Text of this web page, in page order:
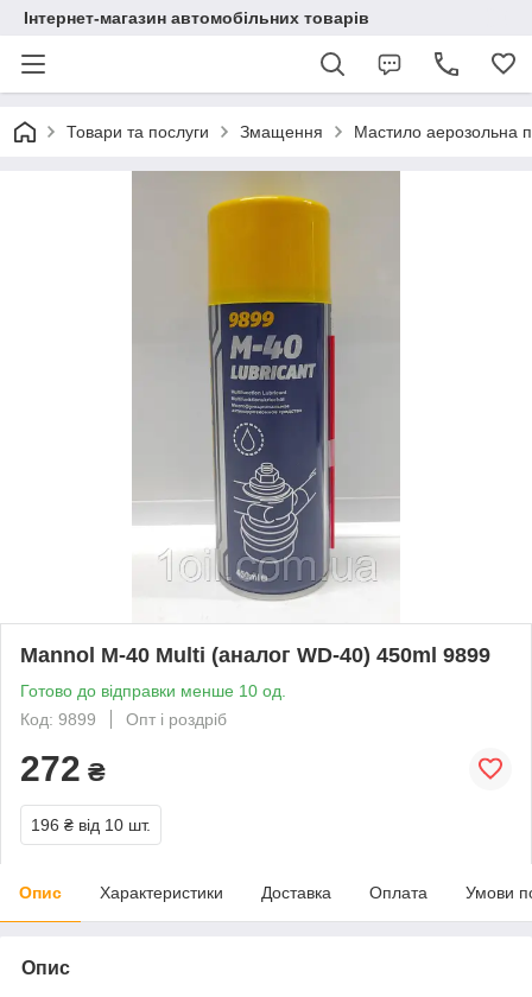
Інтернет-магазин автомобільних товарів
Товари та послуги Змащення Мастило аерозольна
Mannol M-40 Multi (аналог WD-40) 450ml 9899
Готово до відправки менше 10 од.
Код: 9899
Опт і роздріб
272 ₴
196 ₴ від 10 шт.
Опис Характеристики Доставка Оплата Умови
Опис